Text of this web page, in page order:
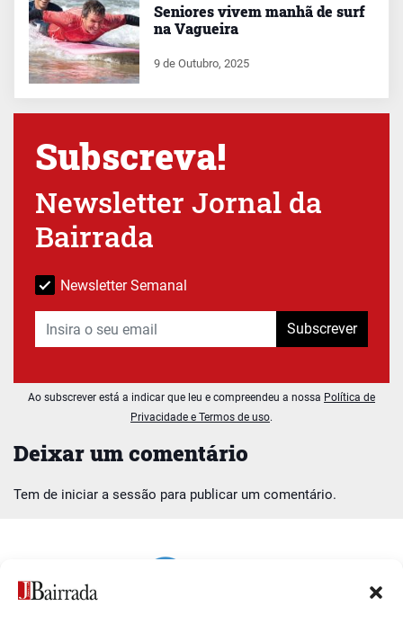
Deixar um comentário
Tem de iniciar a sessão para publicar um comentário.
Seniores vivem manhã de surf
na Vagueira
9 de Outubro, 2025
Subscreva!
Newsletter Jornal da
Bairrada
Newsletter Semanal
Subscrever
Ao subscrever está a indicar que leu e compreendeu a nossa Política de
Privacidade e Termos de uso.